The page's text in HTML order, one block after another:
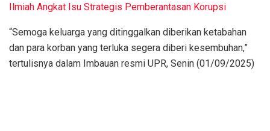
Ilmiah Angkat Isu Strategis Pemberantasan Korupsi
“Semoga keluarga yang ditinggalkan diberikan ketabahan
dan para korban yang terluka segera diberi kesembuhan,”
tertulisnya dalam Imbauan resmi UPR, Senin (01/09/2025)